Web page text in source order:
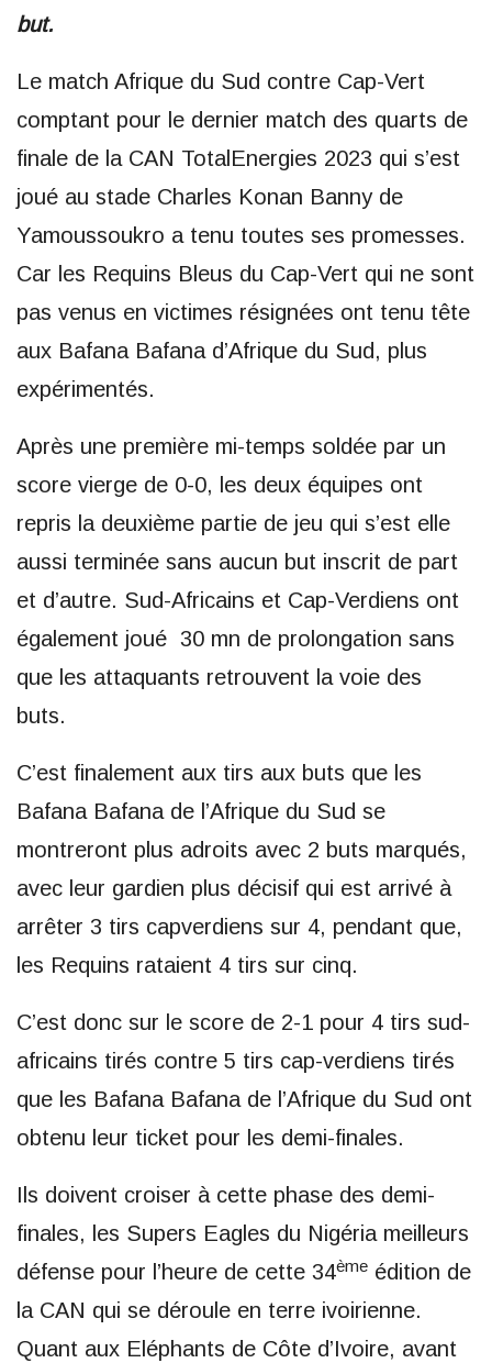
but.
Le match Afrique du Sud contre Cap-Vert
comptant pour le dernier match des quarts de
finale de la CAN TotalEnergies 2023 qui s’est
joué au stade Charles Konan Banny de
Yamoussoukro a tenu toutes ses promesses.
Car les Requins Bleus du Cap-Vert qui ne sont
pas venus en victimes résignées ont tenu tête
aux Bafana Bafana d’Afrique du Sud, plus
expérimentés.
Après une première mi-temps soldée par un
score vierge de 0-0, les deux équipes ont
repris la deuxième partie de jeu qui s’est elle
aussi terminée sans aucun but inscrit de part
et d’autre. Sud-Africains et Cap-Verdiens ont
également joué 30 mn de prolongation sans
que les attaquants retrouvent la voie des
buts.
C’est finalement aux tirs aux buts que les
Bafana Bafana de l’Afrique du Sud se
montreront plus adroits avec 2 buts marqués,
avec leur gardien plus décisif qui est arrivé à
arrêter 3 tirs capverdiens sur 4, pendant que,
les Requins rataient 4 tirs sur cinq.
C’est donc sur le score de 2-1 pour 4 tirs sud-
africains tirés contre 5 tirs cap-verdiens tirés
que les Bafana Bafana de l’Afrique du Sud ont
obtenu leur ticket pour les demi-finales.
Ils doivent croiser à cette phase des demi-
finales, les Supers Eagles du Nigéria meilleurs
défense pour l’heure de cette 34ème édition de
la CAN qui se déroule en terre ivoirienne.
Quant aux Eléphants de Côte d’Ivoire, avant